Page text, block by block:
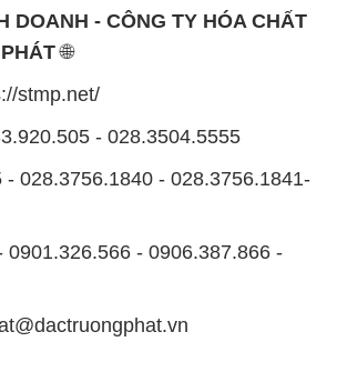
DOANH - CÔNG TY HÓA CHẤT
🌐
stmp.net/
- 028.3504.5555
- 028.3756.1840 - 028.3756.1841-
0901.326.566 - 0906.387.866 -